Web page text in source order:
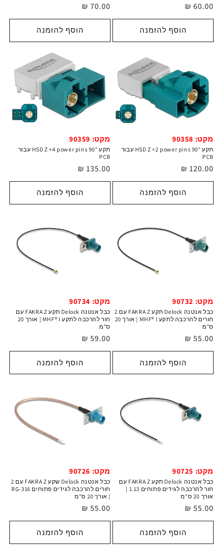
מחיר
רגיל
60.00 ₪
הוסף להזמנה
מחיר
רגיל
70.00 ₪
הוסף להזמנה
מקט: 90358
תקע HSD Z +2 power pins 90° עבור
PCB
מחיר
רגיל
120.00 ₪
הוסף להזמנה
מקט: 90359
תקע HSD Z +4 power pins 90° עבור
PCB
מחיר
רגיל
135.00 ₪
הוסף להזמנה
מקט: 90732
כבל אנטנה Delock תקע FAKRA Z עם 2
חורים להרכבה לתקע MHF® I | אורך 20‎
ס"מ
מחיר
רגיל
55.00 ₪
הוסף להזמנה
מקט: 90734
כבל אנטנה Delock תקע FAKRA Z עם
חור להרכבה לתקע MHF® I | אורך 20‎
ס"מ
מחיר
רגיל
59.00 ₪
הוסף להזמנה
מקט: 90725
כבל אנטנה Delock תקע FAKRA Z עם
חור להרכבה לגידים פתוחים 1.13 |
אורך 20‎ ס"מ
מחיר
רגיל
55.00 ₪
הוסף להזמנה
מקט: 90726
כבל אנטנה Delock שקע FAKRA Z עם 2
חורים להרכבה לגידים פתוחים RG-316
| אורך 20‎ ס"מ
מחיר
רגיל
55.00 ₪
הוסף להזמנה